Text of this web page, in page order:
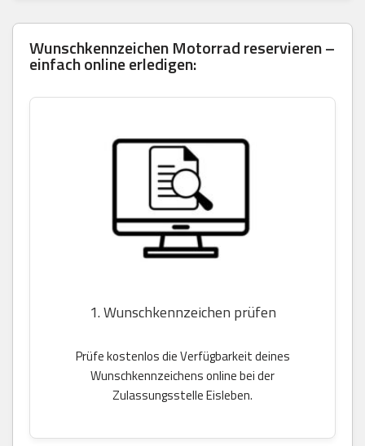
Wunschkennzeichen Motorrad reservieren –
einfach online erledigen:
1. Wunschkennzeichen prüfen
Prüfe kostenlos die Verfügbarkeit deines
Wunschkennzeichens online bei der
Zulassungsstelle Eisleben.